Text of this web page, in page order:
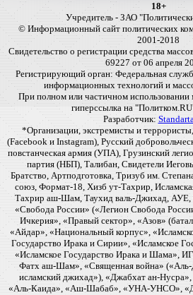
18+
Учредитель - ЗАО
© Информационный сайт политических
2001-2018
Свидетельство о регистрации средства
69227 от 06 апреля
Регистрирующий орган: Федеральная
информационных технологий и
При полном или частичном использовании
гиперссылка на
Разработчик:
*Организации, экстремисты и
(Facebook и Instagram), Русский
повстанческая армия (УПА), Грузинский
партия (НБП), Талибан, Свидетели
Братство, Артподготовка, Тризуб им.
союз, Формат-18, Хизб ут-Тахрир,
Тахрир аш-Шам, Таухид валь-Джихад, АУЕ,
«Свобода России» («Легион Свобода
Ичкерия», «Правый сектор», «Азов»
«Айдар», «Национальный корпус»,
Государство Ирака и Сирии», «Исламское
«Исламское Государство Ирака и
Фатх аш-Шам», «Священная война» («Аль-
исламский джихад»), «Джабхат ан-
«Аль-Каида», «Аш-Шабаб», «УНА-УНСО»,